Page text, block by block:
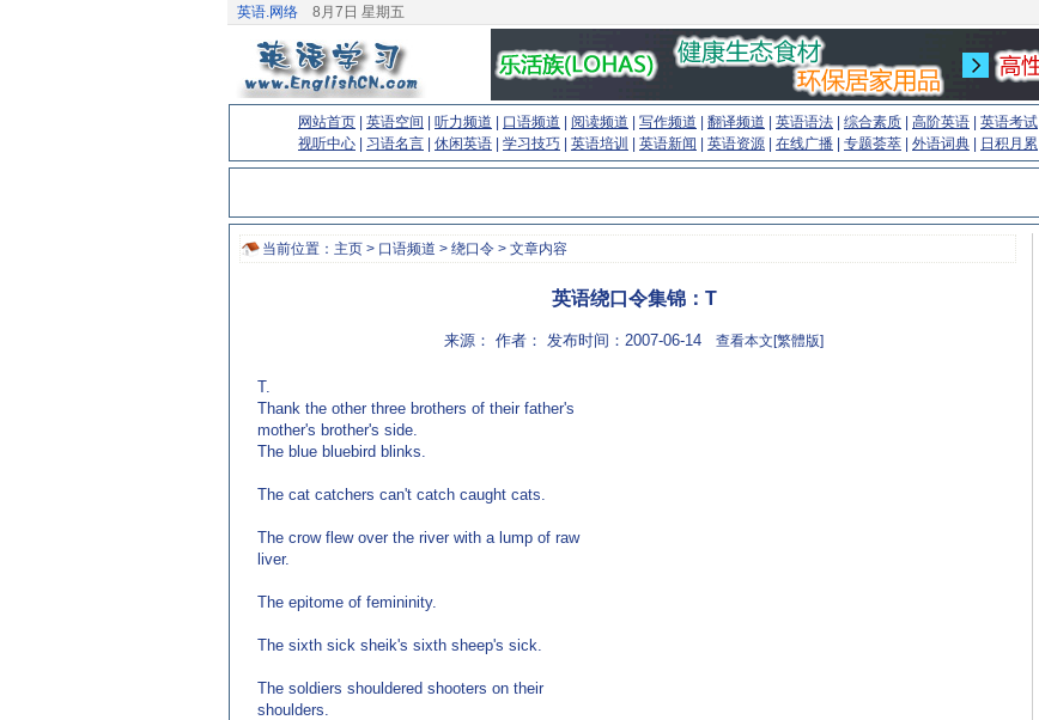
英语.网络 8月7日 星期五
网站首页 英语空间 听力频道 口语频道 阅读频道 写作频道 翻译频道 英语语法 综合素质 高阶英语 英语考试
视听中心
习语名言 休闲英语 学习技巧 英语培训 英语新闻 英语资源 在线广播 专题荟萃 外语词典 日积月累
当前位置： 主页 > 口语频道 > 绕口令 > 文章内容
英语绕口令集锦：T
来源： 作者： 发布时间：2007-06-14 查看本文[繁體版]
T.
Thank the other three brothers of their father's
mother's brother's side.
The blue bluebird blinks.
The cat catchers can't catch caught cats.
The crow flew over the river with a lump of raw
liver.
The epitome of femininity.
The sixth sick sheik's sixth sheep's sick.
The soldiers shouldered shooters on their
shoulders.